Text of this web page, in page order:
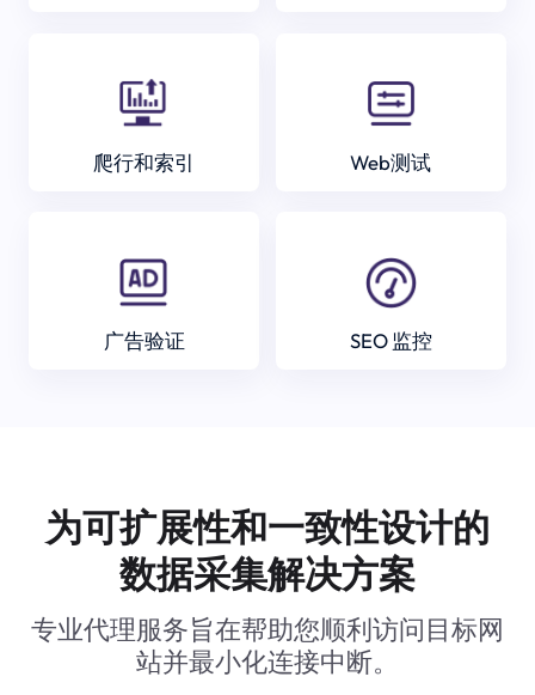
爬行和索引 Web测试
广告验证 SEO 监控
为可扩展性和一致性设计的
数据采集解决方案
专业代理服务旨在帮助您顺利访问目标网
站并最小化连接中断。